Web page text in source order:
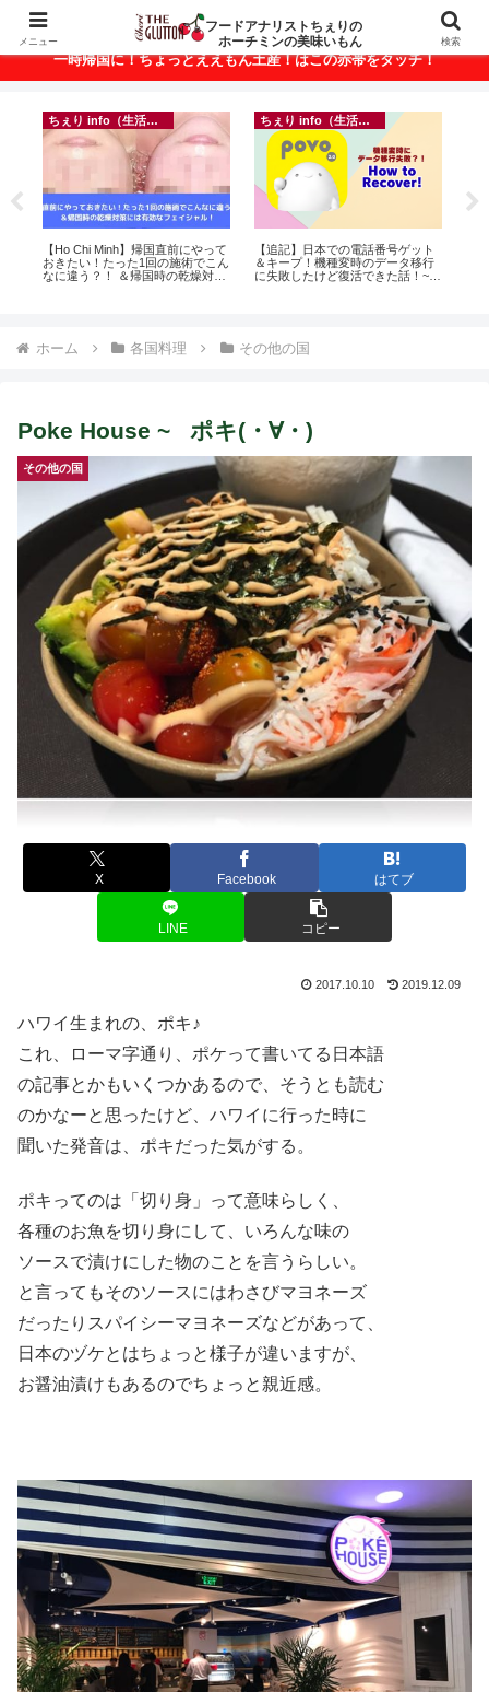
ベトナム・ホーチミンの美味いもんが満載！
一時帰国に！ちょっとええもん土産！はこの赤帯をタッチ！
ちぇり info（生活情報）
【Ho Chi Minh】帰国直前にやって
おきたい！たった1回の施術でこん
なに違う？！ ＆帰国時の乾燥対策
ちぇり info（生活情報）
【追記】日本での電話番号ゲット
＆キープ！機種変時のデータ移行
に失敗したけど復活できた話！~
ホーム 各国料理 その他の国
Poke House ~ ポキ(・∀・)
その他の国
X Facebook はてブ
LINE コピー
2017.10.10 2019.12.09
ハワイ生まれの、ポキ♪
これ、ローマ字通り、ポケって書いてる日本語
の記事とかもいくつかあるので、そうとも読む
のかなーと思ったけど、ハワイに行った時に
聞いた発音は、ポキだった気がする。
ポキってのは「切り身」って意味らしく、
各種のお魚を切り身にして、いろんな味の
ソースで漬けにした物のことを言うらしい。
と言ってもそのソースにはわさびマヨネーズ
だったりスパイシーマヨネーズなどがあって、
日本のヅケとはちょっと様子が違いますが、
お醤油漬けもあるのでちょっと親近感。
メニュー
フードアナリストちぇりの
ホーチミンの美味いもん
検索